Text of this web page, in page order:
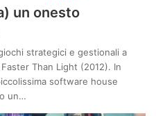
un onesto
strategici e gestionali a
Than Light (2012). In
software house
un…